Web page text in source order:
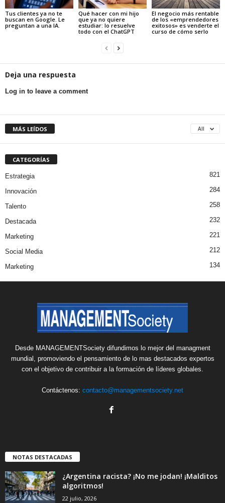
Tus clientes ya no te
buscan en Google. Le
preguntan a una IA.
Qué hacer con mi hijo
que ya no quiere
estudiar: lo resuelve
todo con el ChatGPT
El negocio más rentable
de los «emprendedores
exitosos» es venderte el
curso de cómo serlo
Deja una respuesta
Log in to leave a comment
MÁS LEÍDOS All
CATEGORÍAS
Estrategia 821
Innovación 284
Talento 258
Destacada 232
Marketing 221
Social Media 212
Marketing 134
Desde MANAGEMENTSociety difundimos lo mejor del managment
mundial, promoviendo el pensamiento de lo mas destacados expertos
con el objetivo de contribuir a la formación de líderes globales.
Contáctenos: contacto@managementsociety.net
NOTAS DESTACADAS
¿Argentina racista? ¡No me jodan! ¡Malditos
algoritmos!
22 julio, 2026